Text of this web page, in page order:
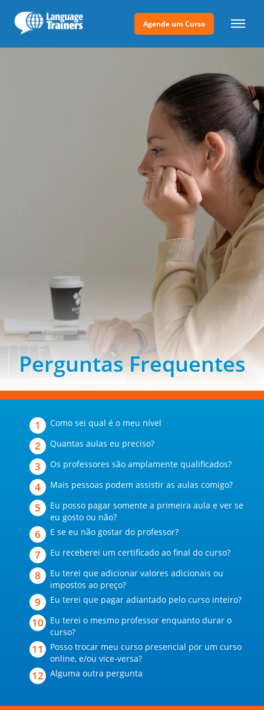
Agende um Curso
Perguntas Frequentes
Como sei qual é o meu nível
Quantas aulas eu preciso?
Os professores são amplamente qualificados?
Mais pessoas podem assistir as aulas comigo?
Eu posso pagar somente a primeira aula e ver se
eu gosto ou não?
E se eu não gostar do professor?
Eu receberei um certificado ao final do curso?
Eu terei que adicionar valores adicionais ou
impostos ao preço?
Eu terei que pagar adiantado pelo curso inteiro?
Eu terei o mesmo professor enquanto durar o
curso?
Posso trocar meu curso presencial por um curso
online, e/ou vice-versa?
Alguma outra pergunta